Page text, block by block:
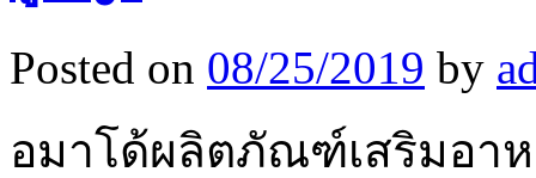
Posted on 08/25/2019 by
อมาโด้ผลิตภัณฑ์เสริมอา